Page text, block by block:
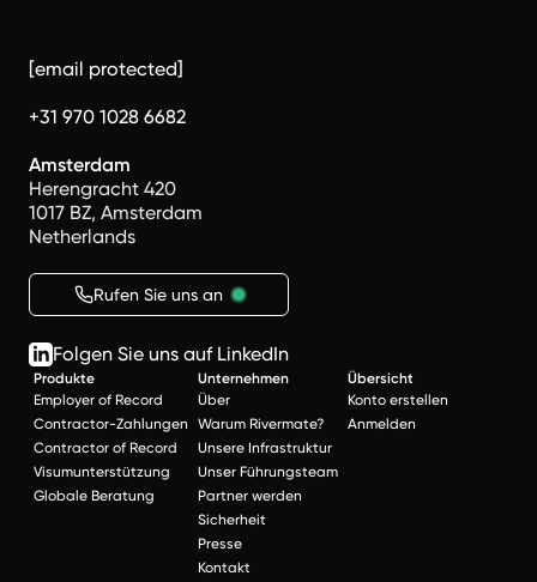
[email protected]
+31 970 1028 6682
Amsterdam
Herengracht 420
1017 BZ, Amsterdam
Netherlands
Rufen Sie uns an
Folgen Sie uns auf LinkedIn
Produkte
Employer of Record
Contractor-Zahlungen
Contractor of Record
Visumunterstützung
Globale Beratung
Unternehmen
Über
Warum Rivermate?
Unsere Infrastruktur
Unser Führungsteam
Partner werden
Sicherheit
Presse
Kontakt
Übersicht
Konto erstellen
Anmelden